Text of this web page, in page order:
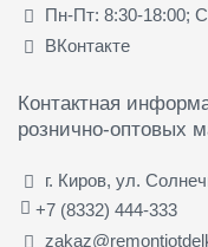
Пн-Пт: 8:30-18:00;
ВКонтакте
Контактная
рознично-оптовых
г. Киров, ул.
+7 (8332) 444-333